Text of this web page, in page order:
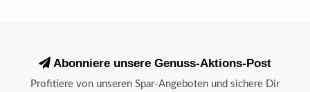
Abonniere unsere Genuss-Aktions-Post
Profitiere von unseren Spar-Angeboten und sichere Dir